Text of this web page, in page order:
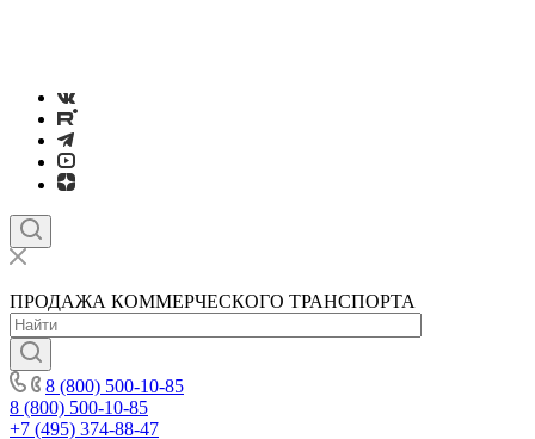
ПРОДАЖА КОММЕРЧЕСКОГО ТРАНСПОРТА
8 (800) 500-10-85
8 (800) 500-10-85
+7 (495) 374-88-47